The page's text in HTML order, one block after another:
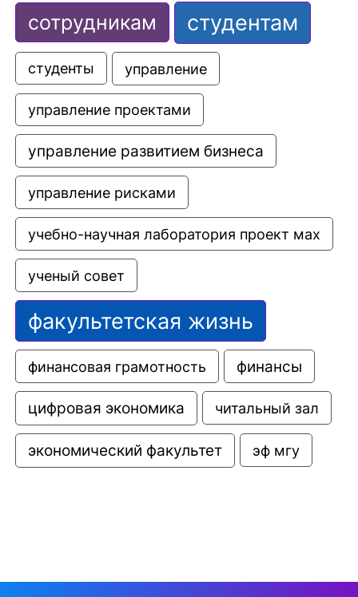
сотрудникам студентам
студенты управление
управление проектами
управление развитием бизнеса
управление рисками
учебно-научная лаборатория проект мах
ученый совет
факультетская жизнь
финансовая грамотность финансы
цифровая экономика читальный зал
экономический факультет эф мгу